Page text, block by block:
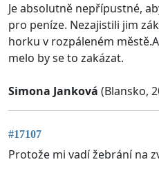
Je absolutně nepřípustné,
pro peníze. Nezajistili jim
horku v rozpáleném
melo by se to zakázat.
Simona Janková (Blansko,
#17107
Protože mi vadí žebrání na